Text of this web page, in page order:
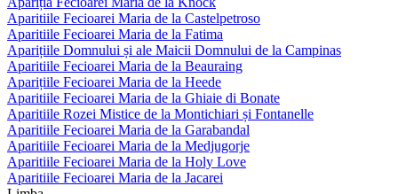
Aparitiile Fecioarei Maria de la Castelpetroso
Aparitiile Fecioarei Maria de la Fatima
Aparițiile Domnului și ale Maicii Domnului de la Campinas
Aparitiile Fecioarei Maria de la Beauraing
Aparițiile Fecioarei Maria de la Heede
Aparitiile Fecioarei Maria de la Ghiaie di Bonate
Aparitiile Rozei Mistice de la Montichiari și Fontanelle
Aparitiile Fecioarei Maria de la Garabandal
Aparitiile Fecioarei Maria de la Medjugorje
Aparitiile Fecioarei Maria de la Holy Love
Aparitiile Fecioarei Maria de la Jacarei